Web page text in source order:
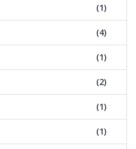
(1)
(4)
(1)
(2)
(1)
(1)